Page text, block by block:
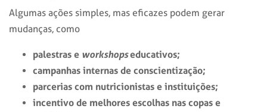
Algumas ações simples, mas eficazes podem gerar
mudanças, como
palestras e workshopseducativos;
campanhas internas de conscientização;
parcerias com nutricionistas e instituições;
incentivo de melhores escolhas nas copas e